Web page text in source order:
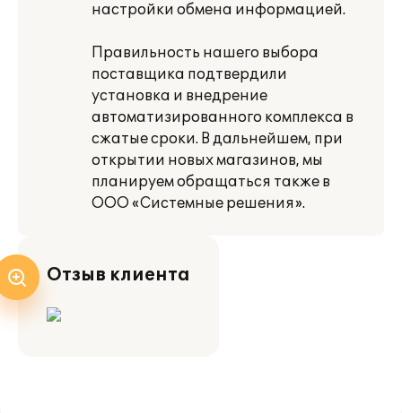
настройки обмена информацией.
Правильность нашего выбора
поставщика подтвердили
установка и внедрение
автоматизированного комплекса в
сжатые сроки. В дальнейшем, при
открытии новых магазинов, мы
планируем обращаться также в
ООО «Системные решения».
Отзыв клиента